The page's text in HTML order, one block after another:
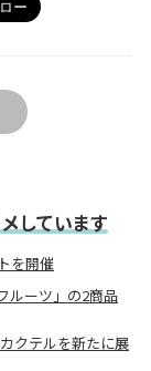
しています
を開催
ルーツ」の2商品
クテルを新たに展